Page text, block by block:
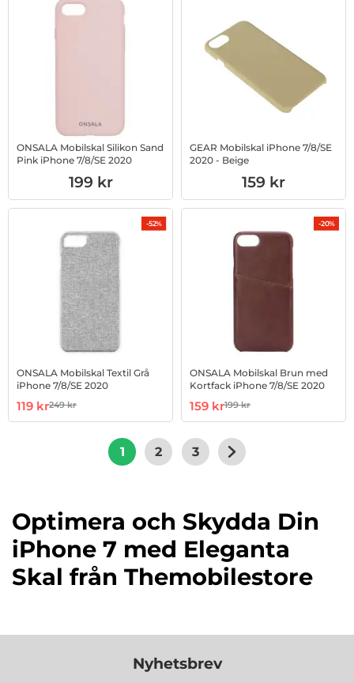
ONSALA Mobilskal Silikon Sand
Pink iPhone 7/8/SE 2020
Art. nr 1002835418
199 kr
GEAR Mobilskal iPhone 7/8/SE
2020 - Beige
Art. nr 1002837758
159 kr
-52%
ONSALA Mobilskal Textil Grå
iPhone 7/8/SE 2020
Art. nr 1002838059
rea pris
119 krtidigare pris
249 kr
-20%
ONSALA Mobilskal Brun med
Kortfack iPhone 7/8/SE 2020
Art. nr 1002838072
rea pris
159 krtidigare pris
199 kr
1 2 3
Optimera och Skydda Din
iPhone 7 med Eleganta
Skal från Themobilestore
utbud av iPhone 7-skal i alla m&ouml;jliga
Nyhetsbrev